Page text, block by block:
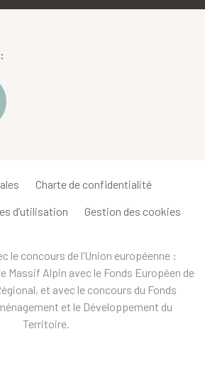
Charte de confidentialité
d’utilisation Gestion des cookies
le concours de l’Union européenne :
le Massif Alpin avec le Fonds Européen de
et avec le concours du Fonds
et le Développement du
Territoire.